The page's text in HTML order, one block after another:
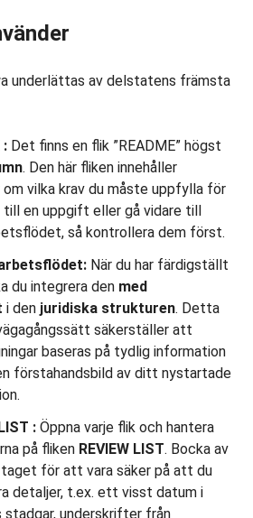
underlättas av delstatens främsta
: Det finns en flik ”README” högst
. Den här fliken innehåller
vilka krav du måste uppfylla för
en uppgift eller gå vidare till
så kontrollera dem först.
När du har färdigställt
du integrera den med
i den juridiska strukturen. Detta
säkerställer att
baseras på tydlig information
förstahandsbild av ditt nystartade
: Öppna varje flik och hantera
på fliken REVIEW LIST. Bocka av
taget för att vara säker på att du
detaljer, t.ex. ett visst datum i
stadgar, underskrifter från